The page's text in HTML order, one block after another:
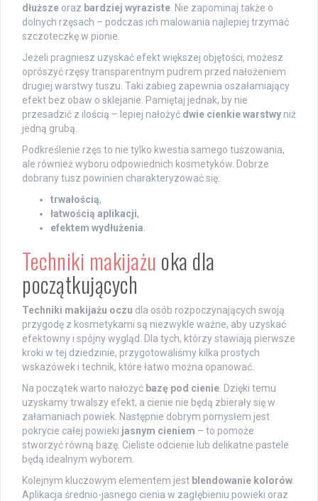
dłuższe oraz bardziej wyraziste . Nie zapominaj także o
dolnych rzęsach – podczas ich malowania najlepiej trzymać
szczoteczkę w pionie.
Jeżeli pragniesz uzyskać efekt większej objętości, możesz
oprószyć rzęsy transparentnym pudrem przed nałożeniem
drugiej warstwy tuszu. Taki zabieg zapewnia oszałamiający
efekt bez obaw o sklejanie. Pamiętaj jednak, by nie
przesadzić z ilością – lepiej nałożyć dwie cienkie warstwy niż
jedną grubą.
Podkreślenie rzęs to nie tylko kwestia samego tuszowania,
ale również wyboru odpowiednich kosmetyków. Dobrze
dobrany tusz powinien charakteryzować się:
trwałością,
łatwością aplikacji,
efektem wydłużenia
Techniki makijażu oka dla
początkujących
Techniki makijażu oczu dla osób rozpoczynających swoją
przygodę z kosmetykami są niezwykle ważne, aby uzyskać
efektowny i spójny wygląd. Dla tych, którzy stawiają pierwsze
kroki w tej dziedzinie, przygotowaliśmy kilka prostych
wskazówek i technik, które łatwo można opanować.
Na początek warto nałożyć bazę pod cienie . Dzięki temu
uzyskamy trwalszy efekt, a cienie nie będą zbierały się w
załamaniach powiek. Następnie dobrym pomysłem jest
pokrycie całej powieki jasnym cieniem – to pomoże
stworzyć równą bazę. Cieliste odcienie lub delikatne pastele
będą idealnym wyborem.
Kolejnym kluczowym elementem jest blendowanie kolorów
Aplikacja średnio-jasnego cienia w zagłębieniu powieki oraz